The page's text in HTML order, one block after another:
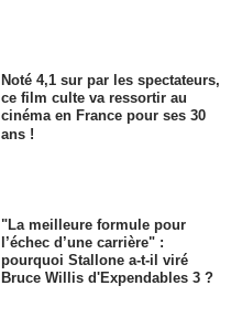
Noté 4,1 sur par les spectateurs,
ce film culte va ressortir au
cinéma en France pour ses 30
ans !
"La meilleure formule pour
l’échec d’une carrière" :
pourquoi Stallone a-t-il viré
Bruce Willis d'Expendables 3 ?